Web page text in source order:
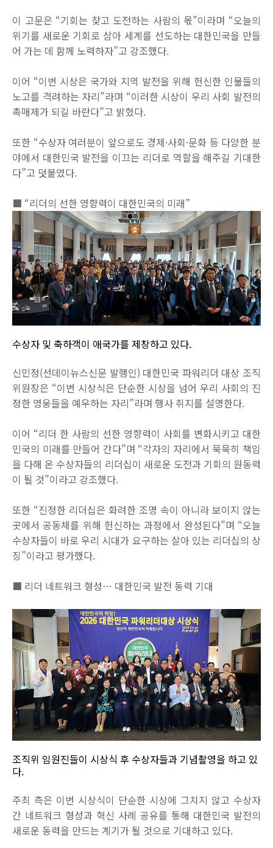
이 고문은 “기회는 찾고 도전하는 사람의 몫”이라며 “오늘의
위기를 새로운 기회로 삼아 세계를 선도하는 대한민국을 만들
어 가는 데 함께 노력하자”고 강조했다.
이어 “이번 시상은 국가와 지역 발전을 위해 헌신한 인물들의
노고를 격려하는 자리”라며 “이러한 시상이 우리 사회 발전의
촉매제가 되길 바란다”고 밝혔다.
또한 “수상자 여러분이 앞으로도 경제·사회·문화 등 다양한 분
야에서 대한민국 발전을 이끄는 리더로 역할을 해주길 기대한
다”고 덧붙였다.
■ “리더의 선한 영향력이 대한민국의 미래”
수상자 및 축하객이 애국가를 제창하고 있다.
신민정(선데이뉴스신문 발행인) 대한민국 파워리더 대상 조직
위원장은 “이번 시상식은 단순한 시상을 넘어 우리 사회의 진
정한 영웅들을 예우하는 자리”라며 행사 취지를 설명한다.
이어 “리더 한 사람의 선한 영향력이 사회를 변화시키고 대한
민국의 미래를 만들어 간다”며 “각자의 자리에서 묵묵히 책임
을 다해 온 수상자들의 리더십이 새로운 도전과 기회의 원동력
이 될 것”이라고 강조했다.
또한 “진정한 리더십은 화려한 조명 속이 아니라 보이지 않는
곳에서 공동체를 위해 헌신하는 과정에서 완성된다”며 “오늘
수상자들이 바로 우리 시대가 요구하는 살아 있는 리더십의 상
징”이라고 평가했다.
■ 리더 네트워크 형성… 대한민국 발전 동력 기대
조직위 임원진들이 시상식 후 수상자들과 기념촬영을 하고 있
다.
주최 측은 이번 시상식이 단순한 시상에 그치지 않고 수상자
간 네트워크 형성과 혁신 사례 공유를 통해 대한민국 발전의
새로운 동력을 만드는 계기가 될 것으로 기대하고 있다.